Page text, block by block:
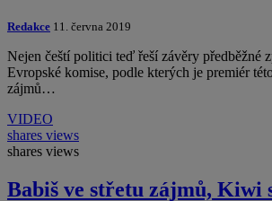
Redakce 11. června 2019
Nejen čeští politici teď řeší závěry předběžné
Evropské komise, podle kterých je premiér
zájmů…
VIDEO
shares views
shares views
Babiš ve střetu zájmů, Kiwi